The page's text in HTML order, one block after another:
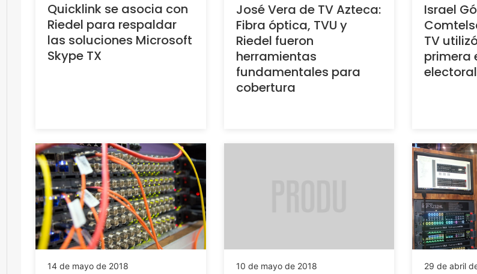
Quicklink se asocia con
Riedel para respaldar
las soluciones Microsoft
Skype TX
José Vera de TV Azteca:
Fibra óptica, TVU y
Riedel fueron
herramientas
fundamentales para
cobertura
Israel
TV
primera
electoral
14 de mayo de 2018 10 de mayo de 2018 29 de abril